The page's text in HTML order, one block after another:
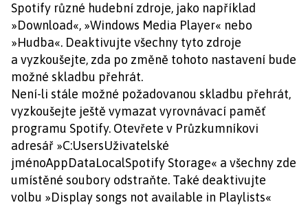
Spotify různé hudební zdroje, jako například
»Download«, »Windows Media Player« nebo
»Hudba«. Deaktivujte všechny tyto zdroje
a vyzkoušejte, zda po změně tohoto nastavení bude
možné skladbu přehrát.
Není-li stále možné požadovanou skladbu přehrát,
vyzkoušejte ještě vymazat vyrovnávací paměť
programu Spotify. Otevřete v Průzkumníkovi
adresář »C:UsersUživatelské
jménoAppDataLocalSpotify Storage« a všechny zde
umístěné soubory odstraňte. Také deaktivujte
volbu »Display songs not available in Playlists«